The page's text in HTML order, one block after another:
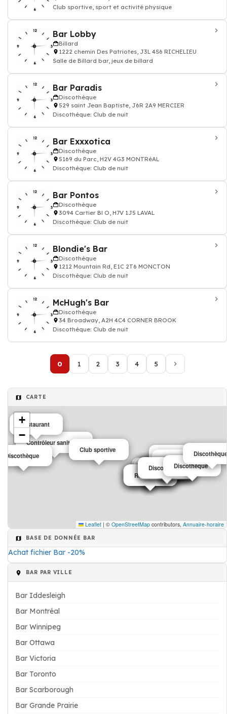
Club sportive, sport et activité physique
Bar Lobby
Billard
1222 chemin Des Patriotes, J3L 4S6 RICHELIEU
Salle de Billard bar, jeux de billard
Bar Paradis
Discothèque
529 saint Jean Baptiste, J6R 2A9 MERCIER
Discothèque: Club de nuit
Bar Exxxotica
Discothèque
5169 du Parc, H2V 4G3 MONTRéAL
Discothèque: Club de nuit
Bar Pontos
Discothèque
3094 Cartier Bl O, H7V 1J5 LAVAL
Discothèque: Club de nuit
Blondie's Bar
Discothèque
1212 Mountain Rd, E1C 2T6 MONCTON
Discothèque: Club de nuit
McHugh's Bar
Discothèque
34 Broadway, A2H 4C4 CORNER BROOK
Discothèque: Club de nuit
0 1 2 3 4 5
CARTE
Contrôleur sanitaire
Bar café
Club sportive
Discothèque
Discothèque
Bar café
Discothèque
Restaurant
Restaurant
Restaurant
Restaurant
Restaurant
spectacle
Club sportive
Billard
Discothèque
Discothèque
DiscothèqueDiscothèque
Discothèque
+
−
Leaflet | © OpenStreetMap contributors, Annuaire-horaire
BASE DE DONNÉE BAR
Achat fichier Bar -20%
BAR PAR VILLE
Bar Iddesleigh
Bar Montréal
Bar Winnipeg
Bar Ottawa
Bar Victoria
Bar Toronto
Bar Scarborough
Bar Grande Prairie